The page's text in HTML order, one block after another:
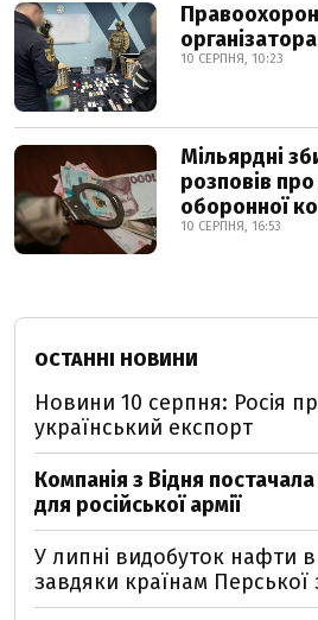
10 СЕРПНЯ, 10:23
Мільярдні
розповів
оборонної
10 СЕРПНЯ, 16:53
ОСТАННІ НОВИНИ
Новини 10 серпня: Росія
український експорт
Компанія з Відня
для російської армії
У липні видобуток нафти
завдяки країнам Перської